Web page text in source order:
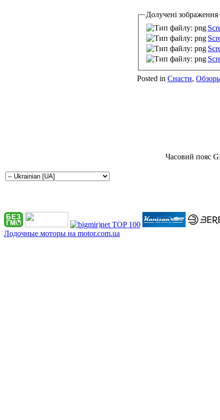
Долучені зображення
Posted in Снасти,
Часовий пояс
Лодочные моторы на motor.com.ua